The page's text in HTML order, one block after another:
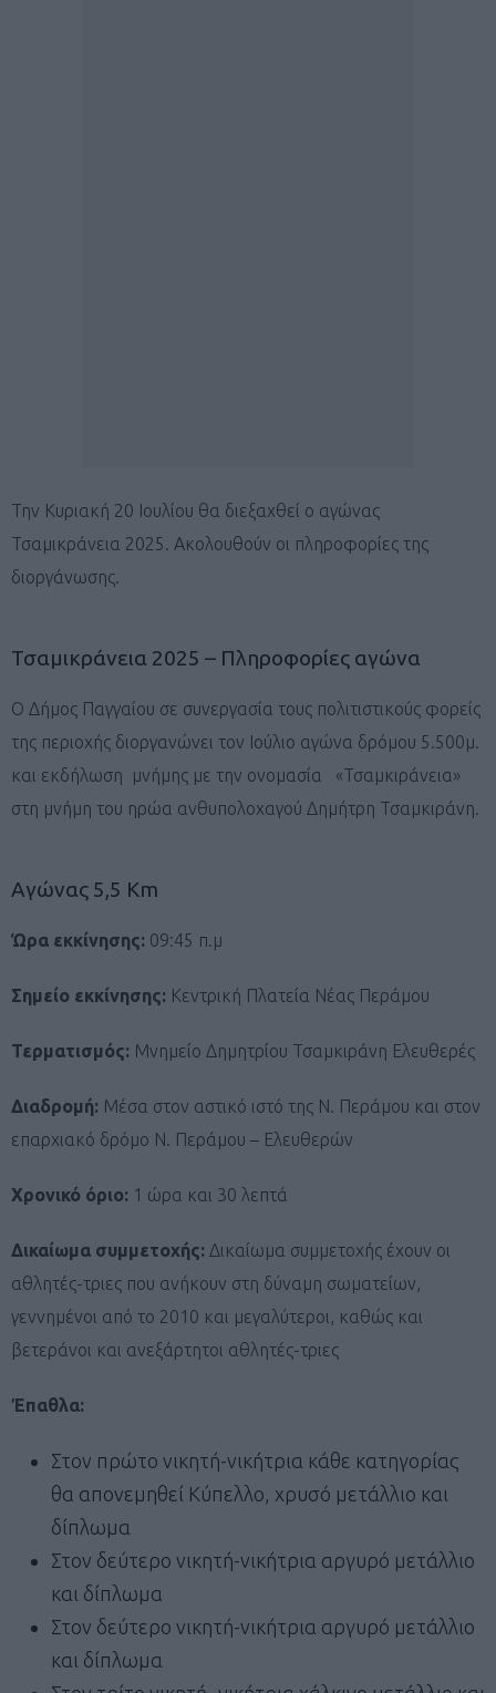
Την Κυριακή 20 Ιουλίου θα διεξαχθεί ο αγώνας
Τσαμικράνεια 2025. Ακολουθούν οι πληροφορίες της
διοργάνωσης.
Τσαμικράνεια 2025 – Πληροφορίες αγώνα
Ο Δήμος Παγγαίου σε συνεργασία τους πολιτιστικούς φορείς
της περιοχής διοργανώνει τον Ιούλιο αγώνα δρόμου 5.500μ.
και εκδήλωση μνήμης με την ονομασία «Τσαμκιράνεια»
στη μνήμη του ηρώα ανθυπολοχαγού Δημήτρη Τσαμκιράνη.
Αγώνας 5,5 Km
Ώρα εκκίνησης: 09:45 π.μ
Σημείο εκκίνησης: Κεντρική Πλατεία Νέας Περάμου
Τερματισμός: Μνημείο Δημητρίου Τσαμκιράνη Ελευθερές
Διαδρομή: Μέσα στον αστικό ιστό της Ν. Περάμου και στον
επαρχιακό δρόμο Ν. Περάμου – Ελευθερών
Χρονικό όριο: 1 ώρα και 30 λεπτά
Δικαίωμα συμμετοχής: Δικαίωμα συμμετοχής έχουν οι
αθλητές-τριες που ανήκουν στη δύναμη σωματείων,
γεννημένοι από το 2010 και μεγαλύτεροι, καθώς και
βετεράνοι και ανεξάρτητοι αθλητές-τριες
Έπαθλα:
Στον πρώτο νικητή-νικήτρια κάθε κατηγορίας
θα απονεμηθεί Κύπελλο, χρυσό μετάλλιο και
δίπλωμα
Στον δεύτερο νικητή-νικήτρια αργυρό μετάλλιο
και δίπλωμα
Στον δεύτερο νικητή-νικήτρια αργυρό μετάλλιο
και δίπλωμα